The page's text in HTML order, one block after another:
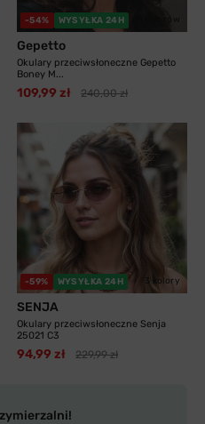
-54% WYSYŁKA 24H
Gepetto
Okulary przeciwsłoneczne Gepetto
Boney M...
109,99 zł 240,00 zł
-59% WYSYŁKA 24H 3 kolory
SENJA
Okulary przeciwsłoneczne Senja
25021 C3
94,99 zł 229,99 zł